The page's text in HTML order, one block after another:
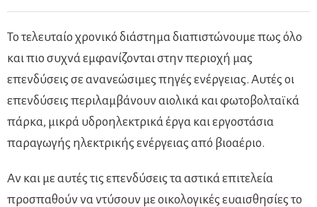
Το τελευταίο χρονικό διάστημα διαπιστώνουμε πως όλο
και πιο συχνά εμφανίζονται στην περιοχή μας
επενδύσεις σε ανανεώσιμες πηγές ενέργειας. Αυτές οι
επενδύσεις περιλαμβάνουν αιολικά και φωτοβολταϊκά
πάρκα, μικρά υδροηλεκτρικά έργα και εργοστάσια
παραγωγής ηλεκτρικής ενέργειας από βιοαέριο.
Αν και με αυτές τις επενδύσεις τα αστικά επιτελεία
προσπαθούν να ντύσουν με οικολογικές ευαισθησίες το